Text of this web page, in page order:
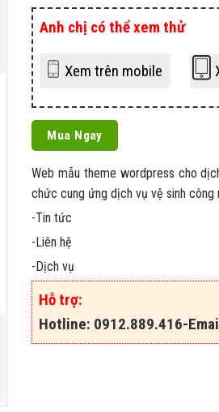
Anh chị có thể xem thử
Xem trên mobile
Mua Ngay
Web mẫu theme wordpress cho
chức cung ứng dịch vụ vệ sinh công
-Tin tức
-Liên hệ
-Dịch vụ
Hỗ trợ:
Hotline: 0912.889.416-